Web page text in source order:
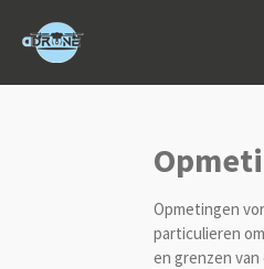
direct
Opmetingen
particulieren
en grenzen